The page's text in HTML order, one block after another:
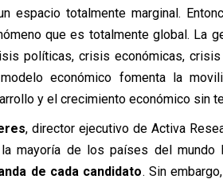
espacio totalmente marginal.
que es totalmente global. La
políticas, crisis económicas,
económico fomenta la
y el crecimiento económico sin
, director ejecutivo de Activa
mayoría de los países del mundo
de cada candidato. Sin